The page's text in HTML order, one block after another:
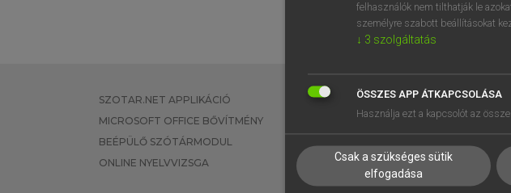
SZOTAR.NET APPLIKÁCIÓ
MICROSOFT OFFICE BŐVÍTMÉNY
BEÉPÜLŐ SZÓTÁRMODUL
ONLINE NYELVVIZSGA
EGYÉNI FELHASZNÁLÓKNAK
TANULÓKNAK
VÁLLALATI MEGOLDÁSOK
SÚGÓ
SÜTI
felhasználók nem tilthatják le
személyre szabott beállításokat
↓ 3 szolgáltatás
ÖSSZES APP ÁTKAPCSOLÁSA
Használja ezt a kapcsolót az
Csak a szükséges sütik
elfogadása